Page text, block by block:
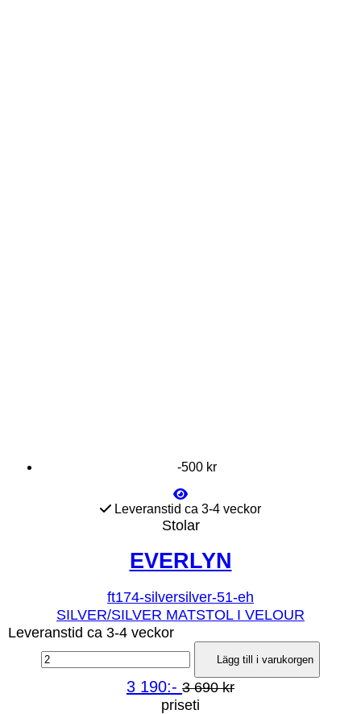
-500 kr
Leveranstid ca 3-4 veckor
Stolar
EVERLYN
ft174-silversilver-51-eh
SILVER/SILVER MATSTOL I VELOUR
Leveranstid ca 3-4 veckor
Lägg till i varukorgen
3 190:- 3 690 kr
priseti